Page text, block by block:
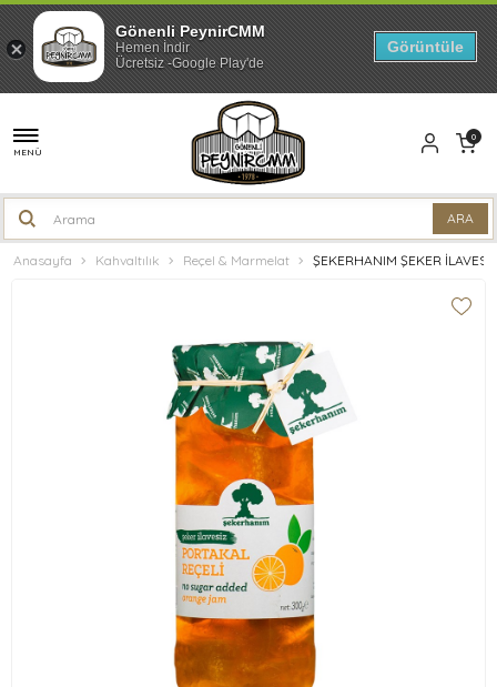
MENÜ
0
Anasayfa Kahvaltılık Reçel & Marmelat ŞEKERHANIM ŞEKER
Gönenli PeynirCMM
Hemen İndir
Ücretsiz -Google Play'de
Görüntüle